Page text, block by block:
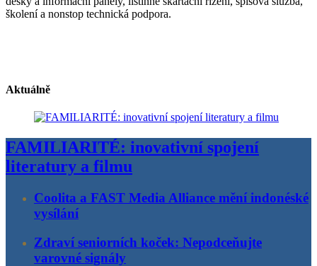
školení a nonstop technická podpora.
Aktuálně
FAMILIARITÉ: inovativní spojení
literatury a filmu
Coolita a FAST Media Alliance mění indonéské
vysílání
Zdraví seniorních koček: Nepodceňujte
varovné signály